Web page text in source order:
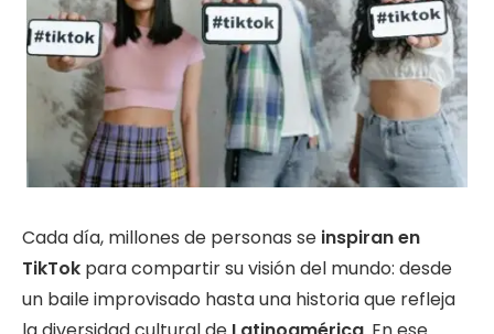
Cada día, millones de personas se inspiran en
TikTok para compartir su visión del mundo: desde
un baile improvisado hasta una historia que refleja